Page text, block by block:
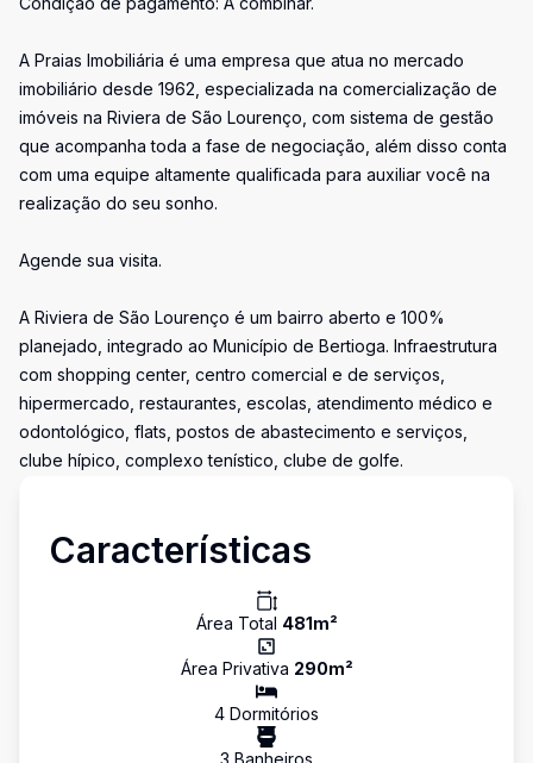
A Praias Imobiliária é uma empresa que atua no mercado
imobiliário desde 1962, especializada na comercialização de
imóveis na Riviera de São Lourenço, com sistema de gestão
que acompanha toda a fase de negociação, além disso conta
com uma equipe altamente qualificada para auxiliar você na
realização do seu sonho.
Agende sua visita.
A Riviera de São Lourenço é um bairro aberto e 100%
planejado, integrado ao Município de Bertioga. Infraestrutura
com shopping center, centro comercial e de serviços,
hipermercado, restaurantes, escolas, atendimento médico e
odontológico, flats, postos de abastecimento e serviços,
clube hípico, complexo tenístico, clube de golfe.
Características
Área Total 481m²
Área Privativa 290m²
4 Dormitórios
3 Banheiros